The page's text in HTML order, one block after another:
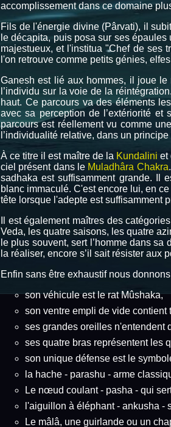
accomplissement dans ce domaine
Fils de l'énergie divine (Pârvati), il
le décapita, puis posa sur ses
majestueux, et l'institua "Chef de ses
l'on retrouve comme petits génies,
Ganesh est lié aux hommes, il joue
l’individu sur la voie de la
haut. Ce parcours va des éléments
avec sa perception de l’extériorité et
parcours est réellement vu comme
l’individualité relative, dans un
À ce titre il est maître de la Kundalini et
ciel présent dans le Muladhâra Chakra
sadhaka est suffisamment grande. Il
blanc immaculé. C'est encore lui, en
tête lorsque l'adepte est suffisamment
Il est également maîtres des
Veda, les quatre saisons, les quatre
le plus souvent, sert l’homme dans
la réaliser, encore s’il sait résister aux
Enfin sans être exhaustif nous
son véhicule est le rat Mûshaka,
son ventre empli de vide contient
ses grandes oreilles n'entendent
ses quatre bras représentent les
son unique défense est le
la hache - parashu - arme
Le nœud coulant - pasha - qui
l'aiguillon à éléphant - ankusha -
Le mâlâ, une guirlande ou un